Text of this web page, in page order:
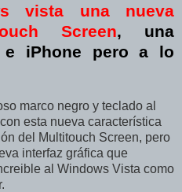
vista una nueva
Screen, una
e iPhone pero a lo
marco negro y teclado al
esta nueva característica
del Multitouch Screen, pero
interfaz gráfica que
al Windows Vista como